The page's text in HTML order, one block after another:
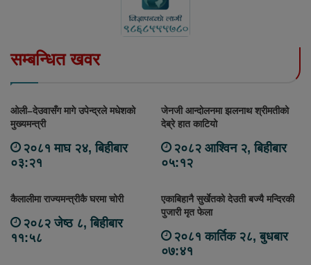
सम्बन्धित खवर
ओली–देउवासँग मागे उपेन्द्रले मधेशको
मुख्यमन्त्री
२०८१ माघ २४, बिहीबार
०३:२१
जेनजी आन्दोलनमा झलनाथ श्रीमतीको
देब्रे हात काटियो
२०८२ आश्विन २, बिहीबार
०५:१२
कैलालीमा राज्यमन्त्रीकै घरमा चोरी
२०८२ जेष्ठ ८, बिहीबार
११:५८
एकाबिहानै सुर्खेतको देउती बज्यै मन्दिरकी
पुजारी मृत फेला
२०८१ कार्तिक २८, बुधबार
०७:४१